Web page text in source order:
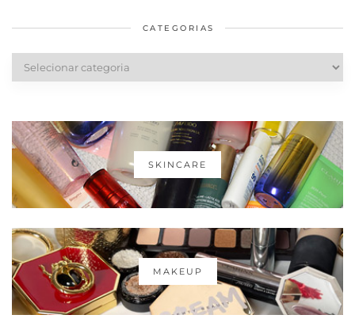
CATEGORIAS
Categorias
SKINCARE
MAKEUP